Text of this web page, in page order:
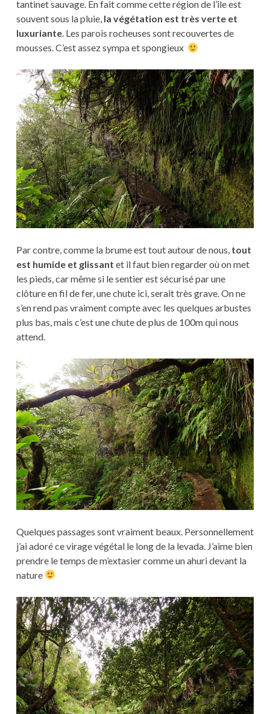
tantinet sauvage. En fait comme cette région de l’ile est
souvent sous la pluie, la végétation est très verte et
luxuriante. Les parois rocheuses sont recouvertes de
mousses. C’est assez sympa et spongieux
Par contre, comme la brume est tout autour de nous, tout
est humide et glissant et il faut bien regarder où on met
les pieds, car même si le sentier est sécurisé par une
clôture en fil de fer, une chute ici, serait très grave. On ne
s’en rend pas vraiment compte avec les quelques arbustes
plus bas, mais c’est une chute de plus de 100m qui nous
attend.
Quelques passages sont vraiment beaux. Personnellement
j’ai adoré ce virage végétal le long de la levada. J’aime bien
prendre le temps de m’extasier comme un ahuri devant la
nature